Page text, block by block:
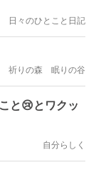
日々のひとこと日記
祈りの森 眠りの谷
と😢とワクッ
自分らしく